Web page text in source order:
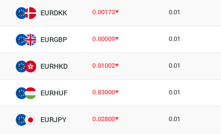
EURDKK 0.00173 0.01
EURGBP 0.00009 0.01
EURHKD 0.01002 0.01
EURHUF 0.83000 0.01
EURJPY 0.02800 0.01